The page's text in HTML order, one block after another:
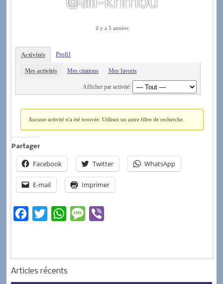
il y a 5 années
Activités Profil
Mes activités Mes citations Mes favoris
Afficher par activité:
Aucune activité n'a été trouvée. Utilisez un autre filtre de recherche.
Partager
Facebook Twitter WhatsApp
E-mail Imprimer
e
b
t
t
W
t
s
M
s
e
Articles récents